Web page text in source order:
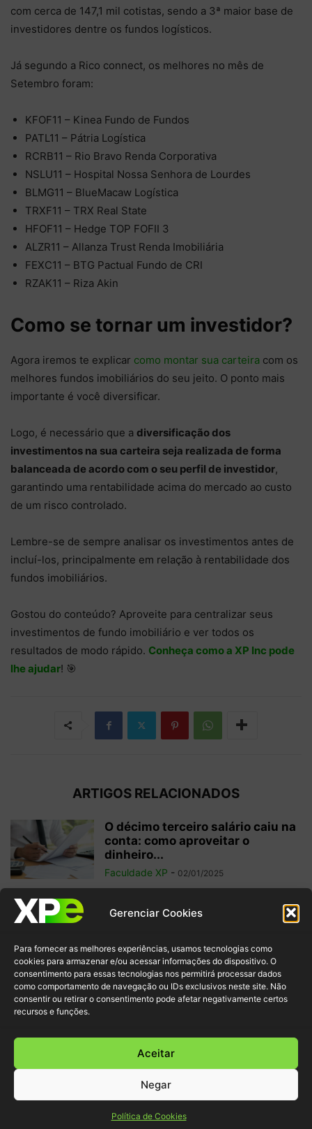
Gerenciar Cookies
Para fornecer as melhores experiências, usamos tecnologias como
cookies para armazenar e/ou acessar informações do dispositivo. O
consentimento para essas tecnologias nos permitirá processar dados
como comportamento de navegação ou IDs exclusivos neste site. Não
consentir ou retirar o consentimento pode afetar negativamente certos
recursos e funções.
Aceitar
Negar
Política de Cookies
com cerca de 147,1 mil cotistas, sendo a 3ª maior base de
investidores dentre os fundos logísticos.
Já segundo a Rico connect, os melhores no mês de
Setembro foram:
KFOF11 – Kinea Fundo de Fundos
PATL11 – Pátria Logística
RCRB11 – Rio Bravo Renda Corporativa
NSLU11 – Hospital Nossa Senhora de Lourdes
BLMG11 – BlueMacaw Logística
TRXF11 – TRX Real State
HFOF11 – Hedge TOP FOFII 3
ALZR11 – Allanza Trust Renda Imobiliária
FEXC11 – BTG Pactual Fundo de CRI
RZAK11 – Riza Akin
Como se tornar um investidor?
Agora iremos te explicar como montar sua carteira com os
melhores fundos imobiliários do seu jeito. O ponto mais
importante é você diversificar.
Logo, é necessário que a diversificação dos
investimentos na sua carteira seja realizada de forma
balanceada de acordo com o seu perfil de investidor,
garantindo uma rentabilidade acima do mercado ao custo
de um risco controlado.
Lembre-se de sempre analisar os investimentos antes de
incluí-los, principalmente em relação à rentabilidade dos
fundos imobiliários.
Gostou do conteúdo? Aproveite para centralizar seus
investimentos de fundo imobiliário e ver todos os
resultados de modo rápido. Conheça como a XP Inc pode
lhe ajudar! 🎯
ARTIGOS RELACIONADOS
O décimo terceiro salário caiu na
conta: como aproveitar o
dinheiro...
Faculdade XP - 02/01/2025
Investimentos internacionais:
vale a pena investir fora do
Faculdade XP - 04/10/2024
Criptomoedas: regulamentações
e inovação para garantir
© XP Educação 2022